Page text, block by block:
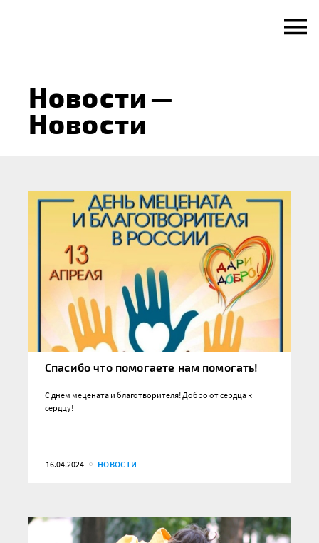
Новости—
Новости
Спасибо что помогаете нам помогать!
С днем мецената и благотворителя! Добро от сердца к
сердцу!
16.04.2024 НОВОСТИ